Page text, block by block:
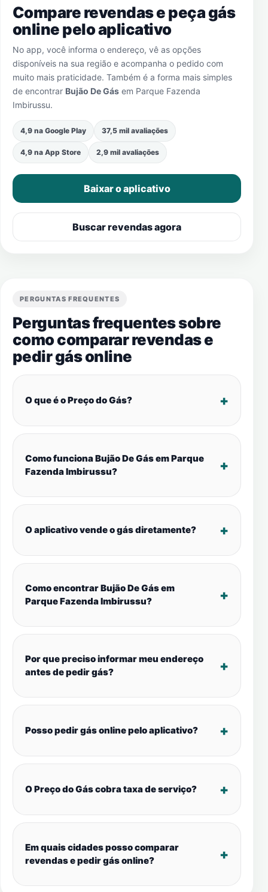
Compare revendas e peça gás
online pelo aplicativo
No app, você informa o endereço, vê as opções
disponíveis na sua região e acompanha o pedido com
muito mais praticidade. Também é a forma mais simples
de encontrar Bujão De Gás em Parque Fazenda
Imbirussu.
4,9 na Google Play 37,5 mil avaliações
4,9 na App Store 2,9 mil avaliações
Baixar o aplicativo
Buscar revendas agora
PERGUNTAS FREQUENTES
Perguntas frequentes sobre
como comparar revendas e
pedir gás online
O que é o Preço do Gás?
Como funciona Bujão De Gás em Parque
Fazenda Imbirussu?
O aplicativo vende o gás diretamente?
Como encontrar Bujão De Gás em
Parque Fazenda Imbirussu?
Por que preciso informar meu endereço
antes de pedir gás?
Posso pedir gás online pelo aplicativo?
O Preço do Gás cobra taxa de serviço?
Em quais cidades posso comparar
revendas e pedir gás online?